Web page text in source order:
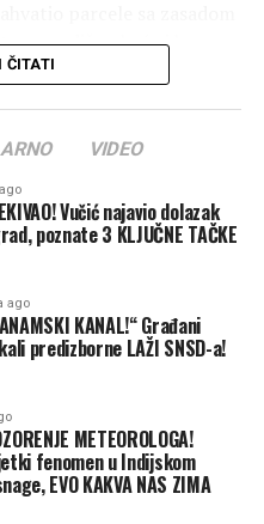
porodičnu kuću i krov
oni.
brigade saopštili
vatrogasaca sa četiri
i požar koji je zahvatio
kao i požar u šumi u
zbog prevrtanja
Nezavisne.
ČITATI
VIDEO
Vučić najavio dolazak
poznate 3 KLJUČNE TAČKE
ago
KANAL!“ Građani
predizborne LAŽI SNSD-a!
METEOROLOGA!
fenomen u Indijskom
EVO KAKVA NAS ZIMA